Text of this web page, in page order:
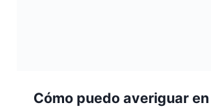
Cómo puedo averiguar